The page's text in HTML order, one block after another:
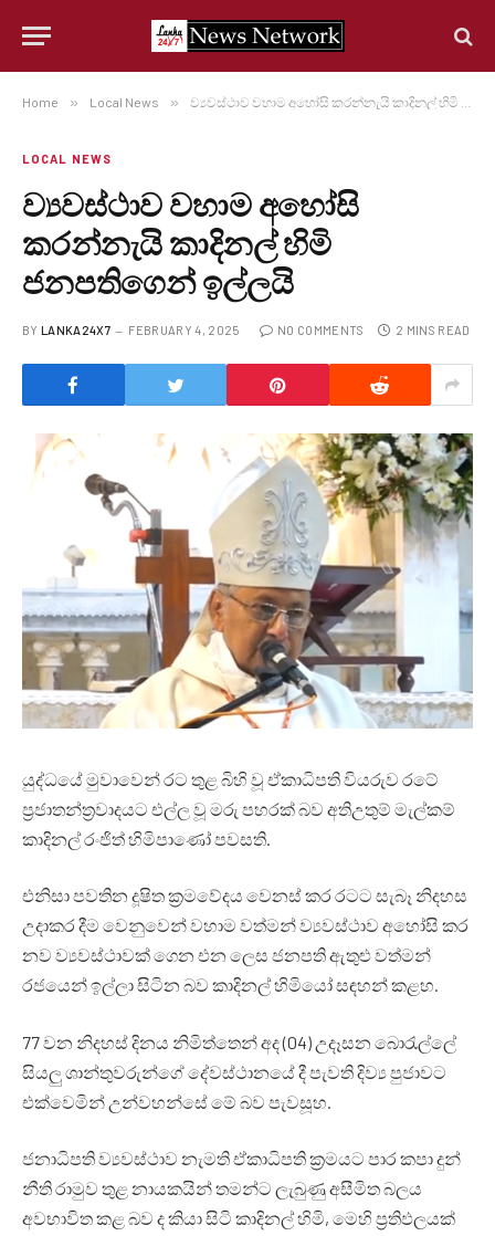
Home » Local News » ව්‍යවස්ථාව වහාම අහෝසි කරන්නැයි කාදිනල් හිමි ජනපතිගෙන් ඉල්ලයි
LOCAL NEWS
ව්‍යවස්ථාව වහාම අහෝසි
කරන්නැයි කාදිනල් හිමි
ජනපතිගෙන් ඉල්ලයි
BY LANKA24X7 FEBRUARY 4, 2025 NO COMMENTS 2 MINS READ
යුද්ධයේ මුවාවෙන් රට තුළ බිහි වූ ඒකාධිපති වියරුව රටේ
ප්‍රජාතන්ත්‍රවාදයට එල්ල වූ මරු පහරක් බව අතිඋතුම් මැල්කම්
කාදිනල් රංජිත් හිමිපාණෝ පවසති.
එනිසා පවතින දූෂිත ක්‍රමවේදය වෙනස් කර රටට සැබෑ නිදහස
උදාකර දීම වෙනුවෙන් වහාම වත්මන් ව්‍යවස්ථාව අහෝසි කර
නව ව්‍යවස්ථාවක් ගෙන එන ලෙස ජනපති ඇතුළු වත්මන්
රජයෙන් ඉල්ලා සිටින බව කාදිනල් හිමියෝ සඳහන් කළහ.
77 වන නිදහස් දිනය නිමිත්තෙන් අද (04) උදෑසන බොරැල්ලේ
සියලු ශාන්තුවරුන්ගේ දේවස්ථානයේ දී පැවති දිව්‍ය පුජාවට
එක්වෙමින් උන්වහන්සේ මේ බව පැවසූහ.
ජනාධිපති ව්‍යවස්ථාව නැමති ඒකාධිපති ක්‍රමයට පාර කපා දුන්
නීති රාමුව තුළ නායකයින් තමන්ට ලැබුණු අසීමිත බලය
අවභාවිත කළ බව ද කියා සිටි කාදිනල් හිමි, මෙහි ප්‍රතිඵලයක්